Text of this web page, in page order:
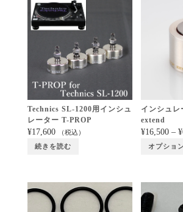
Technics SL-1200用インシュ
レーター T-PROP
¥17,600 （税込）
続きを読む
インシュ
extend
¥16,500 –¥
オプショ